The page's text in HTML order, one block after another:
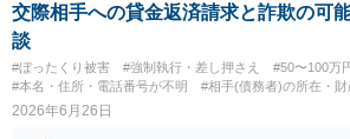
し、そこから最新の住民票を確認していくの
上で、さらに主要金融機関の口座情報や残高
ことも多いです（なお、判決記載の住所に通常
あれば、最終的には、強制執行の場合の債務者
まで行わなくても付郵便送達等でクリアできる
交際相手への貸金返済請求と詐欺の可
談
#ぼったくり被害 #強制執行・差し押さえ
#50〜100万
#本名・住所・電話番号が不明
#相手(債務者)の所在・財
2026年6月26日